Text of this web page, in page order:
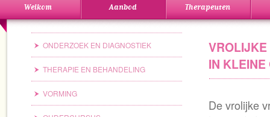
Welkom Aanbod Therapeuten
ONDERZOEK EN DIAGNOSTIEK
THERAPIE EN BEHANDELING
VORMING
IN
De vrolijke